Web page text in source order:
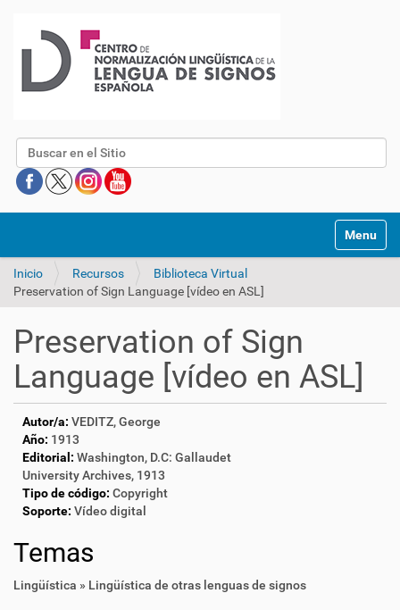
Buscar
Mostrar/
Inicio Recursos
Biblioteca Virtual
Preservation of Sign Language [vídeo en ASL]
Preservation of Sign
Language [vídeo en ASL]
Autor/a: VEDITZ, George
Año: 1913
Editorial: Washington, D.C: Gallaudet
University Archives, 1913
Tipo de código: Copyright
Soporte: Vídeo digital
Temas
Lingüística » Lingüística de otras lenguas de signos